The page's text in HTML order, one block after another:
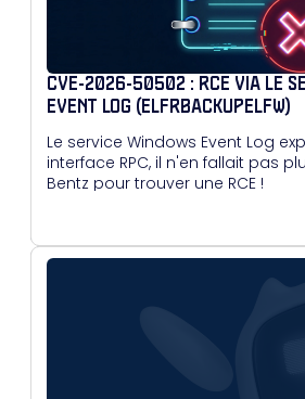
CVE-2026-50502 : RCE VIA LE
EVENT LOG (ELFRBACKUPELFW)
Le service Windows Event Log
interface RPC, il n'en fallait pas
Bentz pour trouver une RCE !